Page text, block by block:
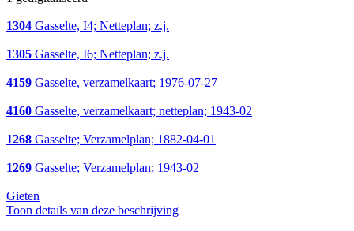
1304 Gasselte, I4; Netteplan; z.j.
1305 Gasselte, I6; Netteplan; z.j.
4159 Gasselte, verzamelkaart; 1976-07-27
4160 Gasselte, verzamelkaart; netteplan; 1943-02
1268 Gasselte; Verzamelplan; 1882-04-01
1269 Gasselte; Verzamelplan; 1943-02
Gieten
Toon details van deze beschrijving